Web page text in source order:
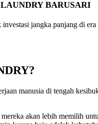
BARUSARI
jangka panjang di era
manusia di tengah
akan lebih memilih